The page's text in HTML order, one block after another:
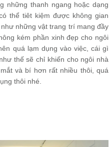
những thanh ngang hoặc dạng
thể tiêt kiệm được không gian
những vật trang trí mang đầy
kém phần xinh đẹp cho ngôi
quá lạm dụng vào việc, cái gì
thế sẽ chỉ khiến cho ngôi nhà
và bí hơn rất nhiều thôi, quá
thôi nhé.